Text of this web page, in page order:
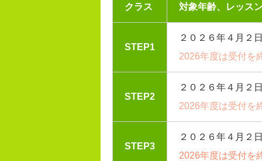
クラス 対象年齢、レッス
STEP1
２０２６年４月２
2026年度は受付を
STEP2
２０２６年４月２
2026年度は受付を
STEP3
２０２６年４月２
2026年度は受付を